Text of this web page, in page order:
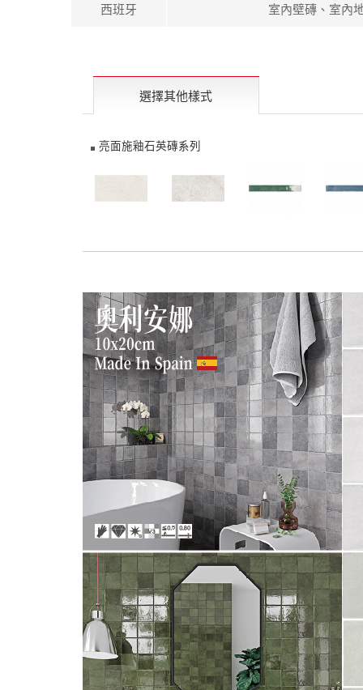
西班牙 室內壁磚、室內
選擇其他樣式
亮面施釉石英磚系列